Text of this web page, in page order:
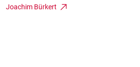
Joachim Bürkert